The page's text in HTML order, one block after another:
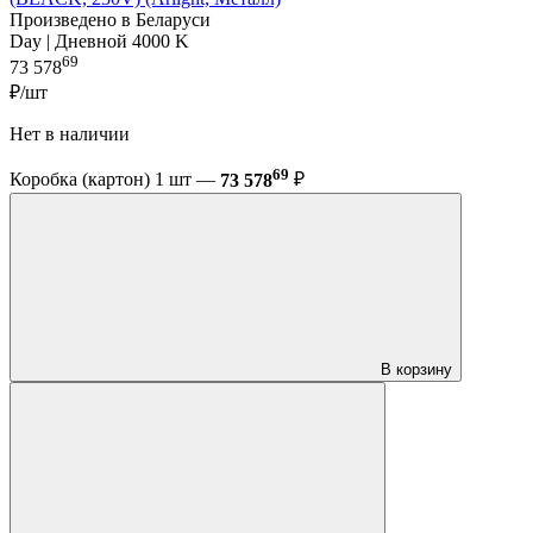
Произведено в Беларуси
Day | Дневной 4000 K
73 57869
₽/шт
Нет в наличии
Коробка (картон) 1 шт — 73 57869 ₽
В корзину